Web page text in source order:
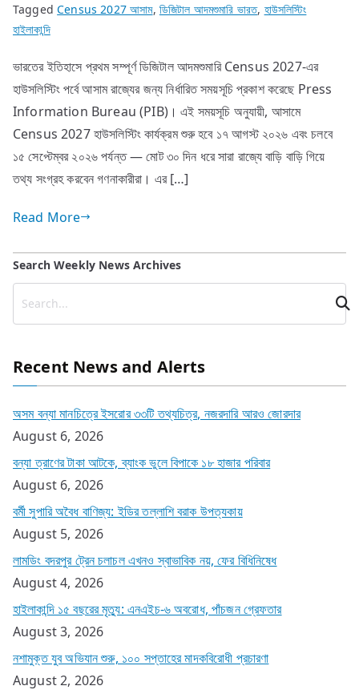
TaggedCensus 2027 আসাম, ডিজিটাল আদমশুমারি ভারত, হাউসলিস্টিং
হাইলাকান্দি
ভারতের ইতিহাসে প্রথম সম্পূর্ণ ডিজিটাল আদমশুমারি Census 2027-এর
হাউসলিস্টিং পর্বে আসাম রাজ্যের জন্য নির্ধারিত সময়সূচি প্রকাশ করেছে Press
Information Bureau (PIB)। এই সময়সূচি অনুযায়ী, আসামে
Census 2027 হাউসলিস্টিং কার্যক্রম শুরু হবে ১৭ আগস্ট ২০২৬ এবং চলবে
১৫ সেপ্টেম্বর ২০২৬ পর্যন্ত — মোট ৩০ দিন ধরে সারা রাজ্যে বাড়ি বাড়ি গিয়ে
তথ্য সংগ্রহ করবেন গণনাকারীরা। এর […]
Read More
Search Weekly News Archives
Recent News and Alerts
অসম বন্যা মানচিত্রে ইসরোর ৩৩টি তথ্যচিত্র, নজরদারি আরও জোরদার
August 6, 2026
বন্যা ত্রাণের টাকা আটকে, ব্যাংক ভুলে বিপাকে ১৮ হাজার পরিবার
August 6, 2026
বর্মী সুপারি অবৈধ বাণিজ্য: ইডির তল্লাশি বরাক উপত্যকায়
August 5, 2026
লামডিং বদরপুর ট্রেন চলাচল এখনও স্বাভাবিক নয়, ফের বিধিনিষেধ
August 4, 2026
হাইলাকান্দি ১৫ বছরের মৃত্যু: এনএইচ-৬ অবরোধ, পাঁচজন গ্রেফতার
August 3, 2026
নশামুক্ত যুব অভিযান শুরু, ১০০ সপ্তাহের মাদকবিরোধী প্রচারণা
August 2, 2026